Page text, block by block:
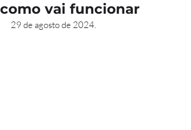
como vai funcionar
29 de agosto de 2024.